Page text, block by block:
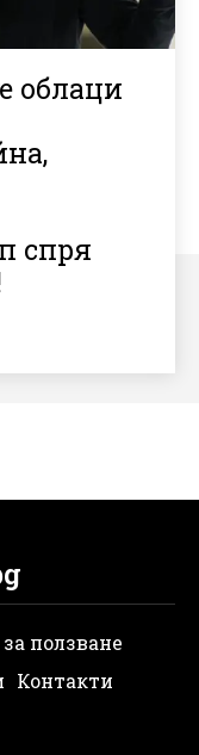
облаци
спря
ползване
Контакти